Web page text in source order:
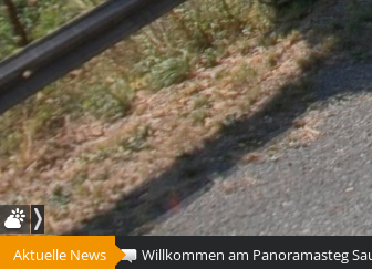
Aktuelle News Willkommen am Panoramasteg